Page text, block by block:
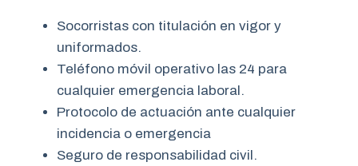
Socorristas con titulación en vigor y
uniformados.
Teléfono móvil operativo las 24 para
cualquier emergencia laboral.
Protocolo de actuación ante cualquier
incidencia o emergencia
Seguro de responsabilidad civil.